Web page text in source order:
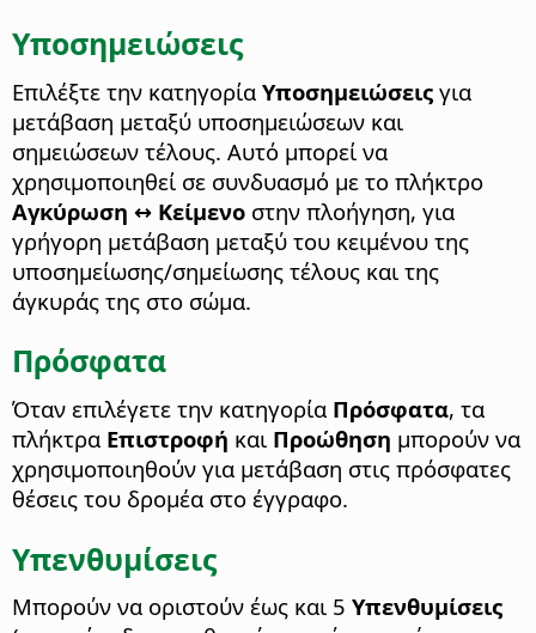
Υποσημειώσεις
Επιλέξτε την κατηγορία Υποσημειώσεις για
μετάβαση μεταξύ υποσημειώσεων και
σημειώσεων τέλους. Αυτό μπορεί να
χρησιμοποιηθεί σε συνδυασμό με το πλήκτρο
Αγκύρωση ↔ Κείμενο στην πλοήγηση, για
γρήγορη μετάβαση μεταξύ του κειμένου της
υποσημείωσης/σημείωσης τέλους και της
άγκυράς της στο σώμα.
Πρόσφατα
Όταν επιλέγετε την κατηγορία Πρόσφατα, τα
πλήκτρα Επιστροφή και Προώθηση μπορούν να
χρησιμοποιηθούν για μετάβαση στις πρόσφατες
θέσεις του δρομέα στο έγγραφο.
Υπενθυμίσεις
Μπορούν να οριστούν έως και 5 Υπενθυμίσεις